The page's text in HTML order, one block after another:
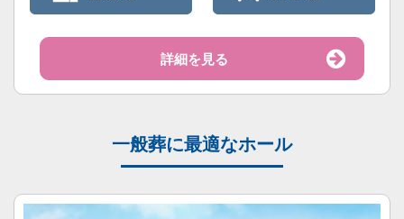
詳細を見る
一般葬に最適なホール